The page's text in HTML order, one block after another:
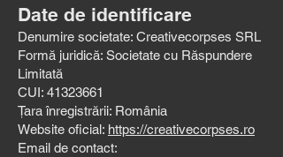
Date de identificare
Denumire societate: Creativecorpses SRL
Formă juridică: Societate cu Răspundere
Limitată
CUI: 41323661
Țara înregistrării: România
Website oficial: https://creativecorpses.ro
Email de contact: